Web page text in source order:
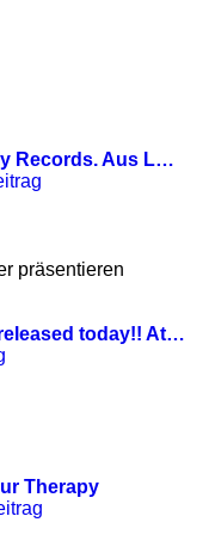
Records. Aus L…
präsentieren
today!! At…
Therapy